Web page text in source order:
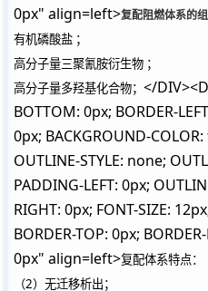
0px" align=left>复配阻燃体系的
有机磷酸盐 ；
高分子量三聚氰胺衍生物 ；
高分子量多羟基化合物； </
BOTTOM: 0px; BORDER-
0px; BACKGROUND-
OUTLINE-STYLE: none;
PADDING-LEFT: 0px;
RIGHT: 0px; FONT-SIZE:
BORDER-TOP: 0px;
0px" align=left>复配体系特点：
（2）无迁移析出；